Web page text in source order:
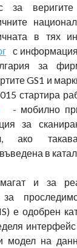
за веригите
в тях
с информация
за
GS1 и
стартира
- мобилно
за
ако
в
и за
за
е одобрен
модел на